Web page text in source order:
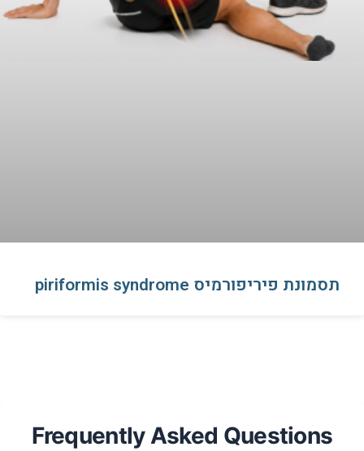
תסמונת פיריפורמיס piriformis syndrome
Frequently Asked Questions